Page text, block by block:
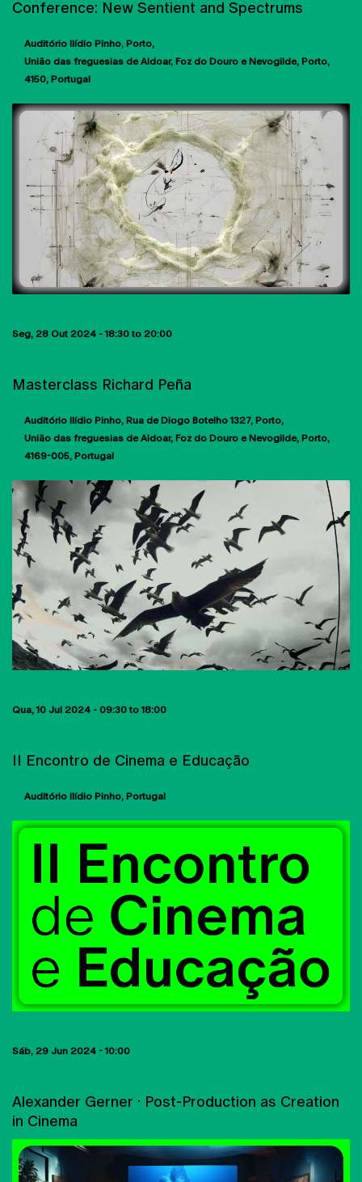
Conference: New Sentient and Spectrums
Auditório Ilídio Pinho Porto
União das freguesias de Aldoar, Foz do Douro e Nevogilde, Porto
4150 Portugal
Seg, 28 Out 2024 -18:30to 20:00
Masterclass Richard Peña
Auditório Ilídio Pinho Rua de Diogo Botelho 1327 Porto
União das freguesias de Aldoar, Foz do Douro e Nevogilde, Porto
4169-005 Portugal
Qua, 10 Jul 2024 - 09:30to18:00
II Encontro de Cinema e Educação
Auditório Ilídio Pinho Portugal
Sáb, 29 Jun 2024 - 10:00
Alexander Gerner · Post-Production as Creation
in Cinema